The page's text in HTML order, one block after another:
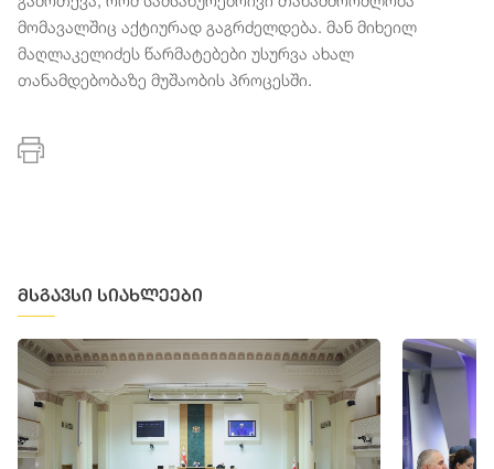
მომავალშიც აქტიურად გაგრძელდება. მან მიხეილ
მაღლაკელიძეს წარმატებები უსურვა ახალ
თანამდებობაზე მუშაობის პროცესში.
მსგავსი სიახლეები